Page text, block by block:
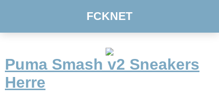
FCKNET
Puma Smash v2 Sneakers
Herre